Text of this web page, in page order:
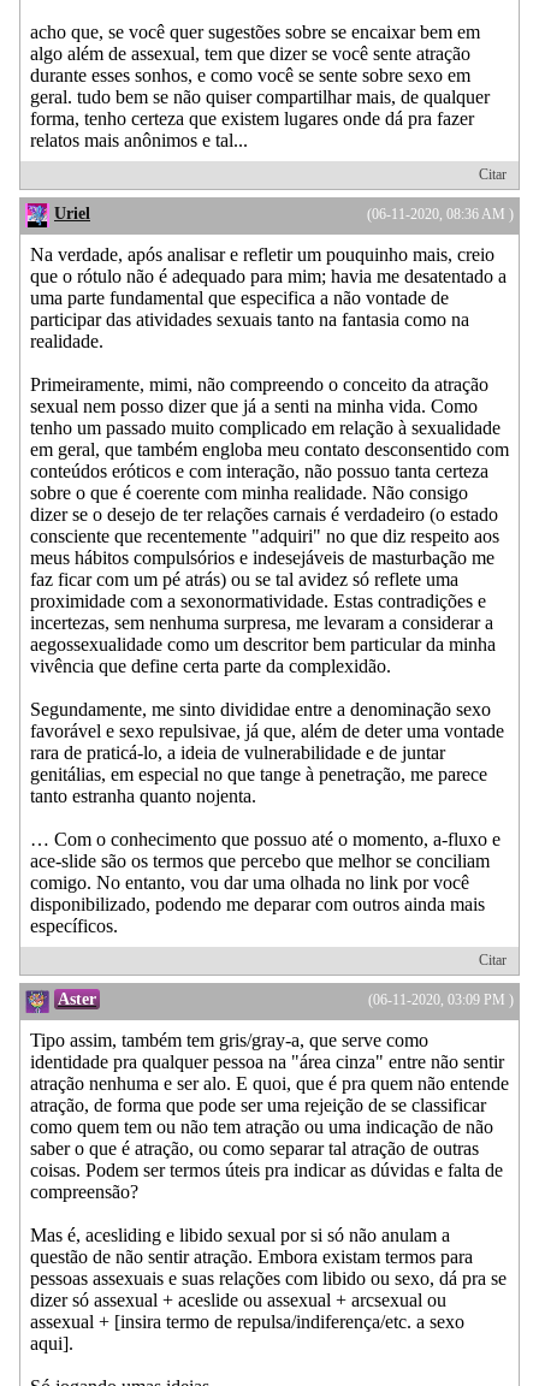
acho que, se você quer sugestões sobre se encaixar bem em
algo além de assexual, tem que dizer se você sente atração
durante esses sonhos, e como você se sente sobre sexo em
geral. tudo bem se não quiser compartilhar mais, de qualquer
forma, tenho certeza que existem lugares onde dá pra fazer
relatos mais anônimos e tal...
Citar
(06-11-2020, 08:36 AM )
Uriel
Na verdade, após analisar e refletir um pouquinho mais, creio
que o rótulo não é adequado para mim; havia me desatentado a
uma parte fundamental que especifica a não vontade de
participar das atividades sexuais tanto na fantasia como na
realidade.
Primeiramente, mimi, não compreendo o conceito da atração
sexual nem posso dizer que já a senti na minha vida. Como
tenho um passado muito complicado em relação à sexualidade
em geral, que também engloba meu contato desconsentido com
conteúdos eróticos e com interação, não possuo tanta certeza
sobre o que é coerente com minha realidade. Não consigo
dizer se o desejo de ter relações carnais é verdadeiro (o estado
consciente que recentemente "adquiri" no que diz respeito aos
meus hábitos compulsórios e indesejáveis de masturbação me
faz ficar com um pé atrás) ou se tal avidez só reflete uma
proximidade com a sexonormatividade. Estas contradições e
incertezas, sem nenhuma surpresa, me levaram a considerar a
aegossexualidade como um descritor bem particular da minha
vivência que define certa parte da complexidão.
Segundamente, me sinto divididae entre a denominação sexo
favorável e sexo repulsivae, já que, além de deter uma vontade
rara de praticá-lo, a ideia de vulnerabilidade e de juntar
genitálias, em especial no que tange à penetração, me parece
tanto estranha quanto nojenta.
… Com o conhecimento que possuo até o momento, a-fluxo e
ace-slide são os termos que percebo que melhor se conciliam
comigo. No entanto, vou dar uma olhada no link por você
disponibilizado, podendo me deparar com outros ainda mais
específicos.
Citar
(06-11-2020, 03:09 PM )
Aster
Tipo assim, também tem gris/gray-a, que serve como
identidade pra qualquer pessoa na "área cinza" entre não sentir
atração nenhuma e ser alo. E quoi, que é pra quem não entende
atração, de forma que pode ser uma rejeição de se classificar
como quem tem ou não tem atração ou uma indicação de não
saber o que é atração, ou como separar tal atração de outras
coisas. Podem ser termos úteis pra indicar as dúvidas e falta de
compreensão?
Mas é, acesliding e libido sexual por si só não anulam a
questão de não sentir atração. Embora existam termos para
pessoas assexuais e suas relações com libido ou sexo, dá pra se
dizer só assexual + aceslide ou assexual + arcsexual ou
assexual + [insira termo de repulsa/indiferença/etc. a sexo
aqui].